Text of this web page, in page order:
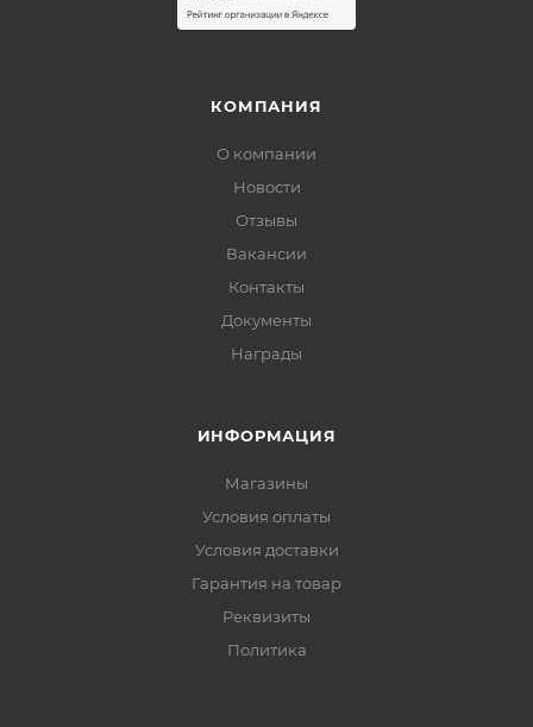
КОМПАНИЯ
О компании
Новости
Отзывы
Вакансии
Контакты
Документы
Награды
ИНФОРМАЦИЯ
Магазины
Условия оплаты
Условия доставки
Гарантия на товар
Реквизиты
Политика